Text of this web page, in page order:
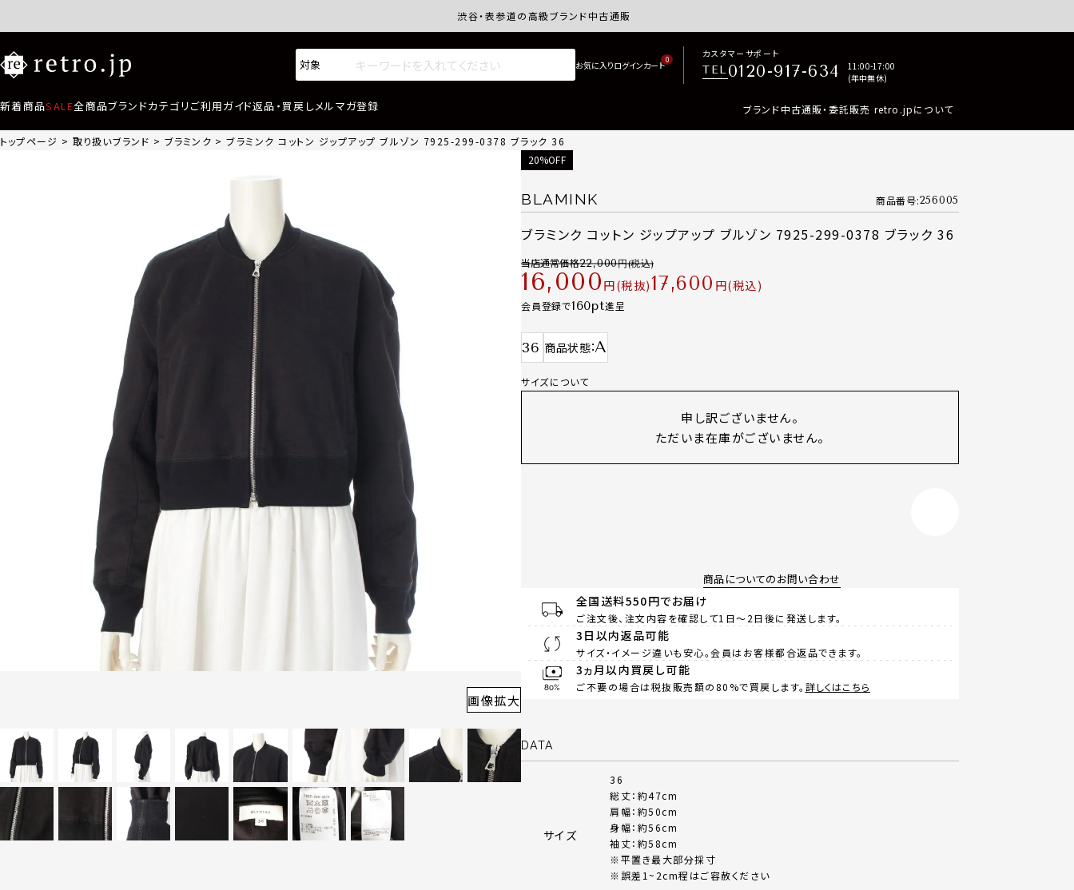
渋谷・表参道の高級ブランド中古通販サイトretro.jp商品はすべて正規品保証・返品可能（返品NG記載品を除く）
0
カスタマーサポート
TEL0120-917-634
11:00-17:00
(年中無休)
新着商品SALE全商品ブランドカテゴリ ご利用ガイド返品・買戻しメルマガ登録 ブランド中古通販・委託販売 retro.jpについて
トップページ 取り扱いブランド ブラミンク ブラミンク コットン ジップアップ ブルゾン 7925-299-0378 ブラック 36
画像拡大
20%OFF
BLAMINK 商品番号 256005
ブラミンク コットン ジップアップ ブルゾン 7925-299-0378 ブラック 36
当店通常価格22,000
16,000 税抜 17,600 税込
会員登録で160 進呈
36 商品状態 A
サイズについて
申し訳ございません。
ただいま在庫がございません。
商品についてのお問い合わせ
全国送料550円でお届け
ご注文後、注文内容を確認して1日～2日後に発送します。
3日以内返品可能
サイズ・イメージ違いも安心。会員はお客様都合返品できます。
3ヵ月以内買戻し可能
ご不要の場合は税抜販売額の80%で買戻します。 詳しくはこちら
DATA
サイズ
36
総丈：約47cm
肩幅：約50cm
身幅：約56cm
袖丈：約58cm
※平置き最大部分採寸
※誤差1~2cm程はご容赦ください